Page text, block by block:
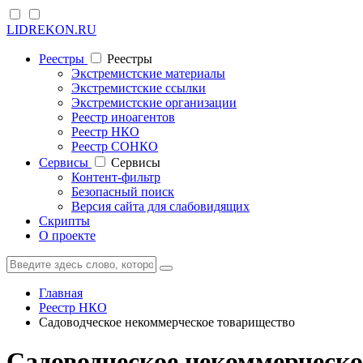
LIDREKON.RU
Реестры
Реестры
Экстремистские материалы
Экстремистские ссылки
Экстремистские организации
Реестр иноагентов
Реестр НКО
Реестр СОНКО
Cервисы
Cервисы
Контент-фильтр
Безопасный поиск
Версия сайта для слабовидящих
Скрипты
О проекте
Главная
Реестр НКО
Садоводческое некоммерческое товарищество